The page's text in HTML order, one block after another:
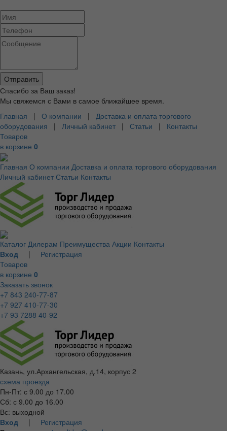
Спасибо за Ваш заказ!
Мы свяжемся с Вами в самое ближайшее время.
Главная | О компании | Доставка и оплата торгового
оборудования | Личный кабинет | Статьи | Контакты
Товаров
в корзине 0
Главная О компании Доставка и оплата торгового оборудования
Личный кабинет Статьи Контакты
Каталог Дилерам Преимущества Акции Контакты
Вход | Регистрация
Товаров
в корзине 0
Заказать звонок
+7 843 240-77-87
+7 927 410-77-30
+7 93 7288 40-92
Казань, ул.Архангельская, д.14, корпус 2
схема проезда
Пн-Пт: с 9.00 до 17.00
Сб: с 9.00 до 16.00
Вс: выходной
Вход | Регистрация